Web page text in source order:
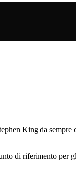
King da sempre
di riferimento per